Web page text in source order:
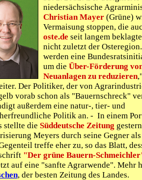
niedersächsische
Christian Mayer(Grüne)
Vermaisung stoppen, die
oste.de seit langem
nicht zuletzt der
werden eine
um die Über-Förderung
Neuanlagen zu reduzieren
Der Politiker, der von
vorab schon als "Bauernschreck"
außerdem eine natur-, tier- und
Politik an. - In einem
stellte die Süddeutsche Zeitung
Meyers durch seine Gegner
treffe eher zu, so das Blatt,
"Der grüne Bauern-
auf eine "sanfte Agrarwende". Mehr
, der besten Zeitung des Landes.